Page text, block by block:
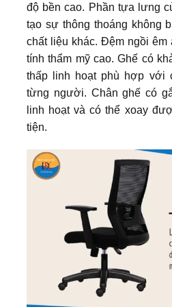
độ bền cao. Phần tựa lưng
tạo sự thông thoáng không
chất liệu khác. Đệm ngồi
tính thẩm mỹ cao. Ghế có
thấp linh hoạt phù hợp với
từng người. Chân ghế có
linh hoạt và có thể xoay
tiện.